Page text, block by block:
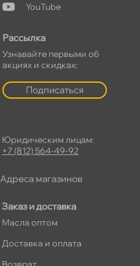
Заказ и доставка
Масла оптом
Доставка и оплата
YouTube
Рассылка
Узнавайте первыми о
акциях и скидках:
Подписаться
Юридическим лицам:
+7 (812) 564-49-92
Адреса магазино